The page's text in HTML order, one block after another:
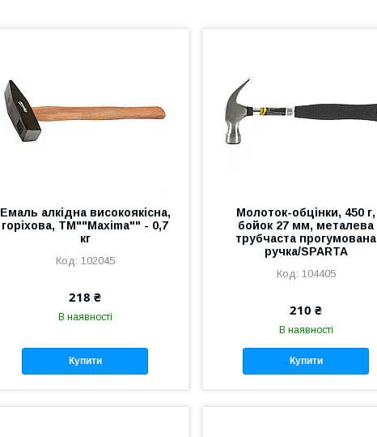
Емаль алкідна високоякісна,
горіхова, ТМ""Maxima"" - 0,7
кг
102045
218 ₴
В наявності
Купити
Молоток-обцінки, 450 г,
бойок 27 мм, металева
трубчаста прогумована
ручка/SPARTA
104405
210 ₴
В наявності
Купити